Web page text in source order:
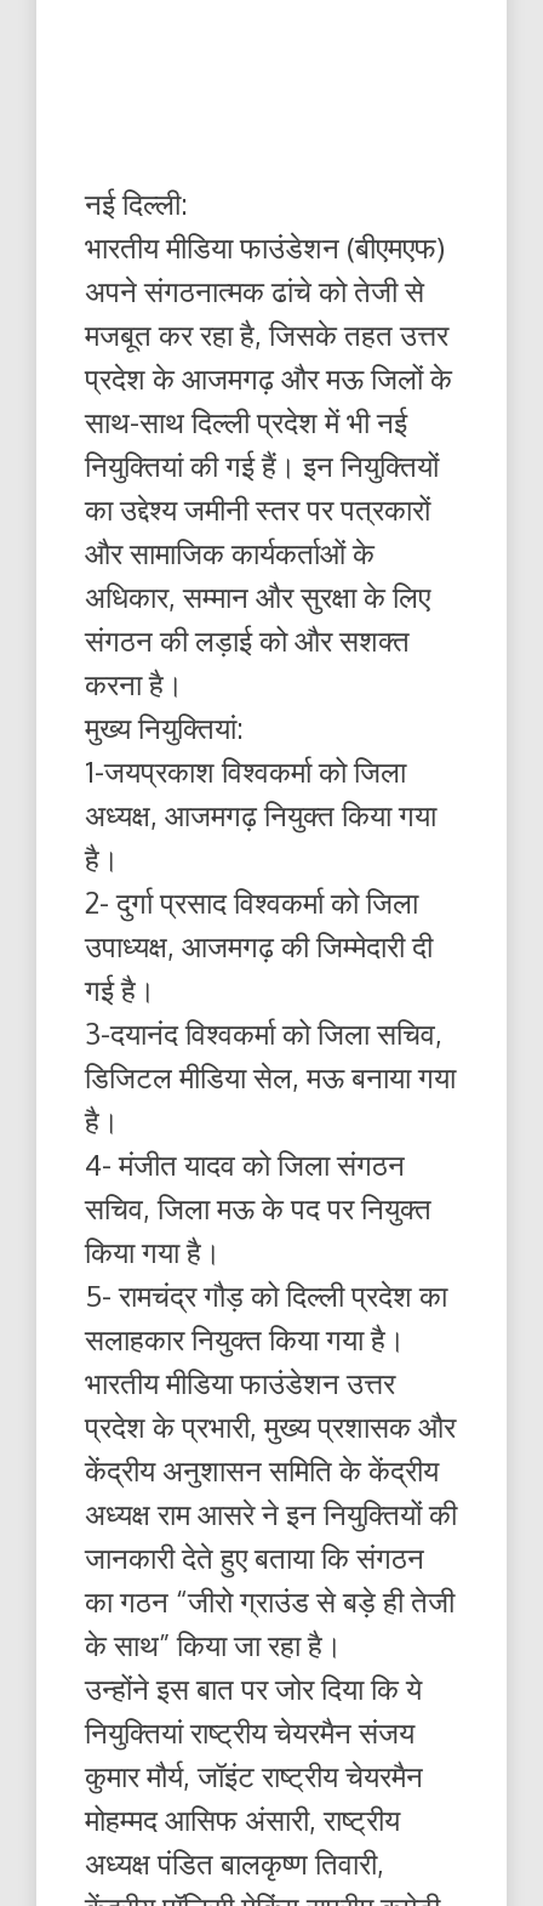
नई दिल्ली:
भारतीय मीडिया फाउंडेशन (बीएमएफ)
अपने संगठनात्मक ढांचे को तेजी से
मजबूत कर रहा है, जिसके तहत उत्तर
प्रदेश के आजमगढ़ और मऊ जिलों के
साथ-साथ दिल्ली प्रदेश में भी नई
नियुक्तियां की गई हैं। इन नियुक्तियों
का उद्देश्य जमीनी स्तर पर पत्रकारों
और सामाजिक कार्यकर्ताओं के
अधिकार, सम्मान और सुरक्षा के लिए
संगठन की लड़ाई को और सशक्त
करना है।
मुख्य नियुक्तियां:
1-जयप्रकाश विश्वकर्मा को जिला
अध्यक्ष, आजमगढ़ नियुक्त किया गया
है।
2- दुर्गा प्रसाद विश्वकर्मा को जिला
उपाध्यक्ष, आजमगढ़ की जिम्मेदारी दी
गई है।
3-दयानंद विश्वकर्मा को जिला सचिव,
डिजिटल मीडिया सेल, मऊ बनाया गया
है।
4- मंजीत यादव को जिला संगठन
सचिव, जिला मऊ के पद पर नियुक्त
किया गया है।
5- रामचंद्र गौड़ को दिल्ली प्रदेश का
सलाहकार नियुक्त किया गया है।
भारतीय मीडिया फाउंडेशन उत्तर
प्रदेश के प्रभारी, मुख्य प्रशासक और
केंद्रीय अनुशासन समिति के केंद्रीय
अध्यक्ष राम आसरे ने इन नियुक्तियों की
जानकारी देते हुए बताया कि संगठन
का गठन “जीरो ग्राउंड से बड़े ही तेजी
के साथ” किया जा रहा है।
उन्होंने इस बात पर जोर दिया कि ये
नियुक्तियां राष्ट्रीय चेयरमैन संजय
कुमार मौर्य, जॉइंट राष्ट्रीय चेयरमैन
मोहम्मद आसिफ अंसारी, राष्ट्रीय
अध्यक्ष पंडित बालकृष्ण तिवारी,